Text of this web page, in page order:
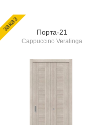
заказ Порта-21
Cappuccino Veralinga